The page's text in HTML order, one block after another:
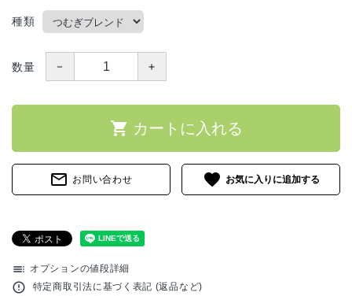
配送方法
お支払方法
ACCOUNT MENU
meeting_room ログイン person
種類
数量 － ＋
shopping_cart カートに入れる
mail_outline お問い合わせ favorite
toc オプションの値段詳細
error_outline 特定商取引法に基づく表記 (返品など)